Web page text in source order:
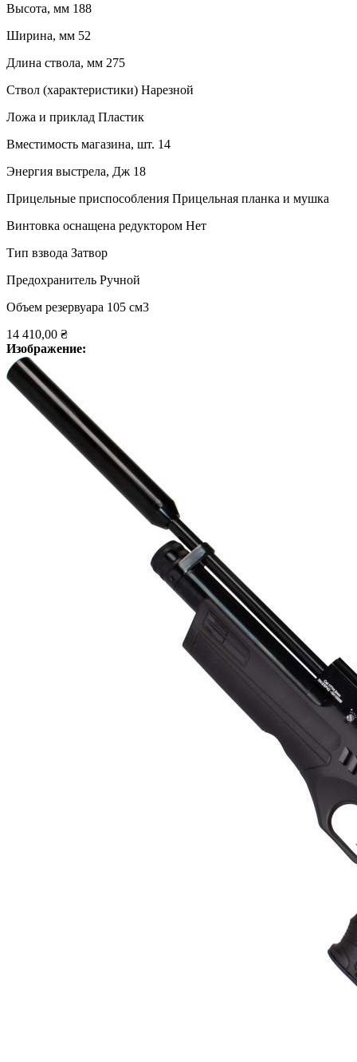
Высота, мм 188
Ширина, мм 52
Длина ствола, мм 275
Ствол (характеристики) Нарезной
Ложа и приклад Пластик
Вместимость магазина, шт. 14
Энергия выстрела, Дж 18
Прицельные приспособления Прицельная планка и мушка
Винтовка оснащена редуктором Нет
Тип взвода Затвор
Предохранитель Ручной
Объем резервуара 105 см3
14 410,00 ₴
Изображение: